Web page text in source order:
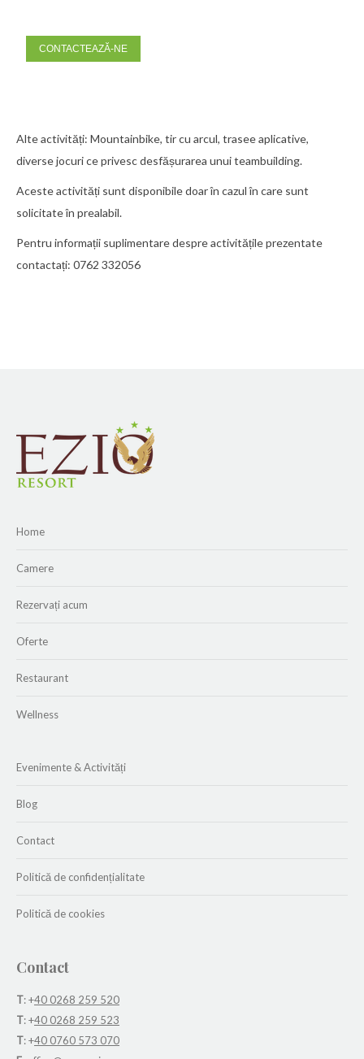
CONTACTEAZĂ-NE
Alte activități: Mountainbike, tir cu arcul, trasee aplicative,
diverse jocuri ce privesc desfășurarea unui teambuilding.
Aceste activități sunt disponibile doar în cazul în care sunt
solicitate în prealabil.
Pentru informații suplimentare despre activitățile prezentate
contactați: 0762 332056
Home
Camere
Rezervați acum
Oferte
Restaurant
Wellness
Evenimente & Activități
Blog
Contact
Politică de confidențialitate
Politică de cookies
Contact
T: +40 0268 259 520
T: +40 0268 259 523
T: +40 0760 573 070